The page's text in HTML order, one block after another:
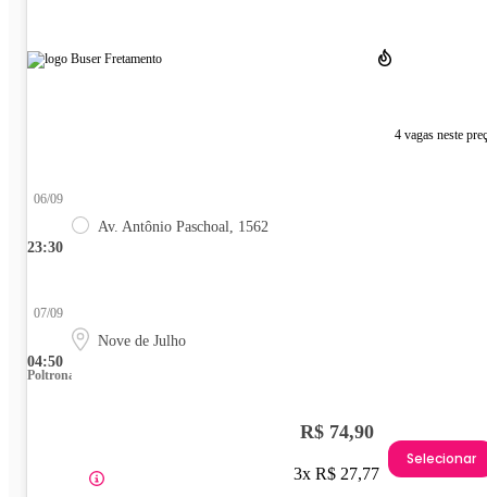
4 vagas neste
23:30
06/09
Av. Antônio Paschoal, 1562
04:50
07/09
Nove de Julho
Poltrona
R$ 74,90
3x R$ 27,77
Selecionar